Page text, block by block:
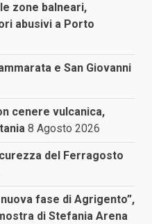
zone balneari,
abusivi a Porto
e San Giovanni
cenere vulcanica,
8 Agosto 2026
del Ferragosto
fase di Agrigento”,
di Stefania Arena